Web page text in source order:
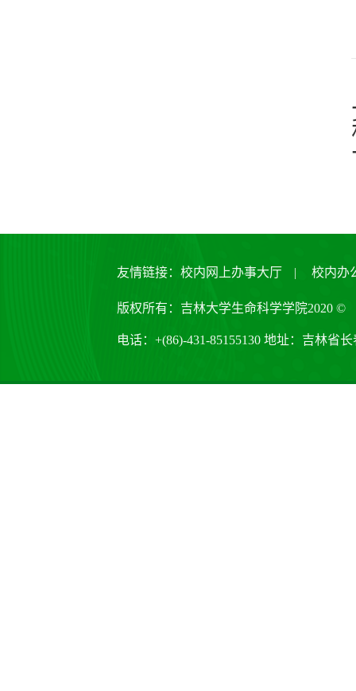
友情链接： 校内网上办事大厅 | 校内办
版权所有：吉林大学生命科学学院2020 ©
电话：+(86)-431-85155130 地址：吉林省